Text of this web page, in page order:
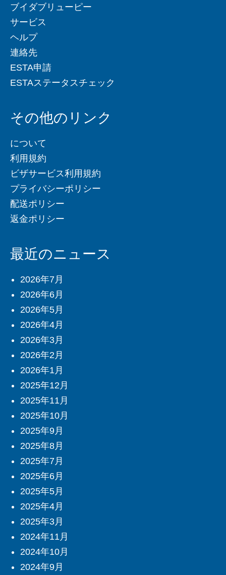
ブイダブリューピー
サービス
ヘルプ
連絡先
ESTA申請
ESTAステータスチェック
その他のリンク
について
利用規約
ビザサービス利用規約
プライバシーポリシー
配送ポリシー
返金ポリシー
最近のニュース
2026年7月
2026年6月
2026年5月
2026年4月
2026年3月
2026年2月
2026年1月
2025年12月
2025年11月
2025年10月
2025年9月
2025年8月
2025年7月
2025年6月
2025年5月
2025年4月
2025年3月
2024年11月
2024年10月
2024年9月